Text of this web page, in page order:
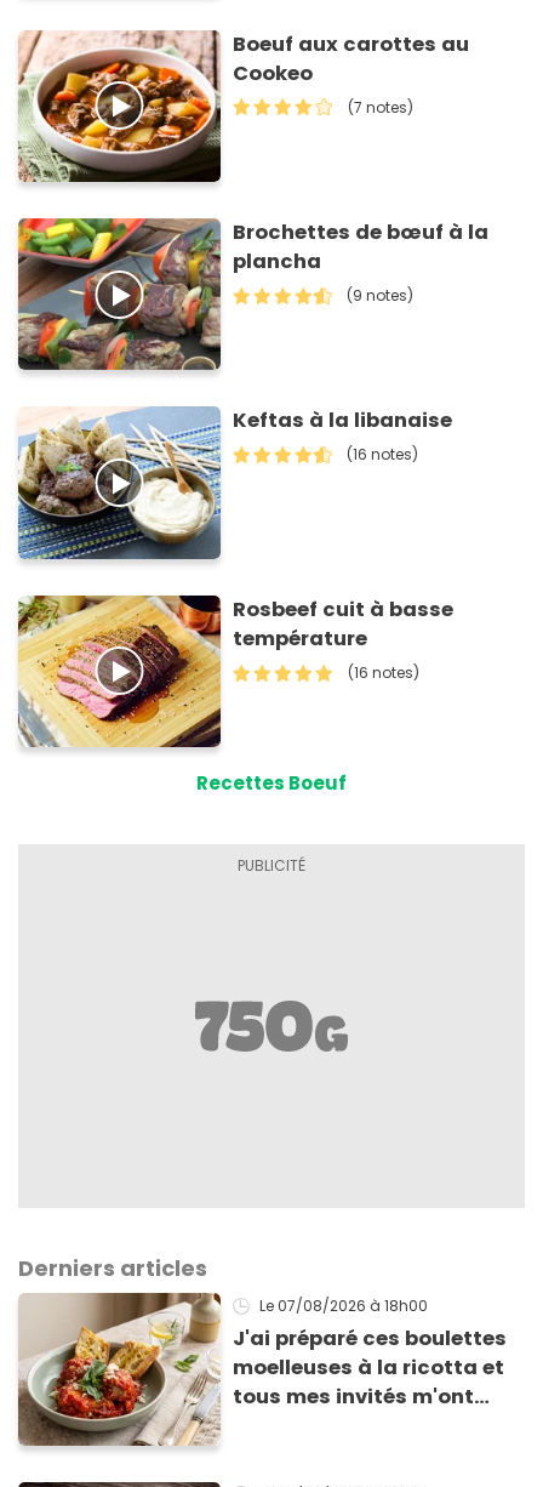
Boeuf aux carottes au
Cookeo
(7 notes)
Brochettes de bœuf à la
plancha
(9 notes)
Keftas à la libanaise
(16 notes)
Rosbeef cuit à basse
température
(16 notes)
Recettes Boeuf
Derniers articles
Le 07/08/2026 à 18h00
J'ai préparé ces boulettes
moelleuses à la ricotta et
tous mes invités m'ont